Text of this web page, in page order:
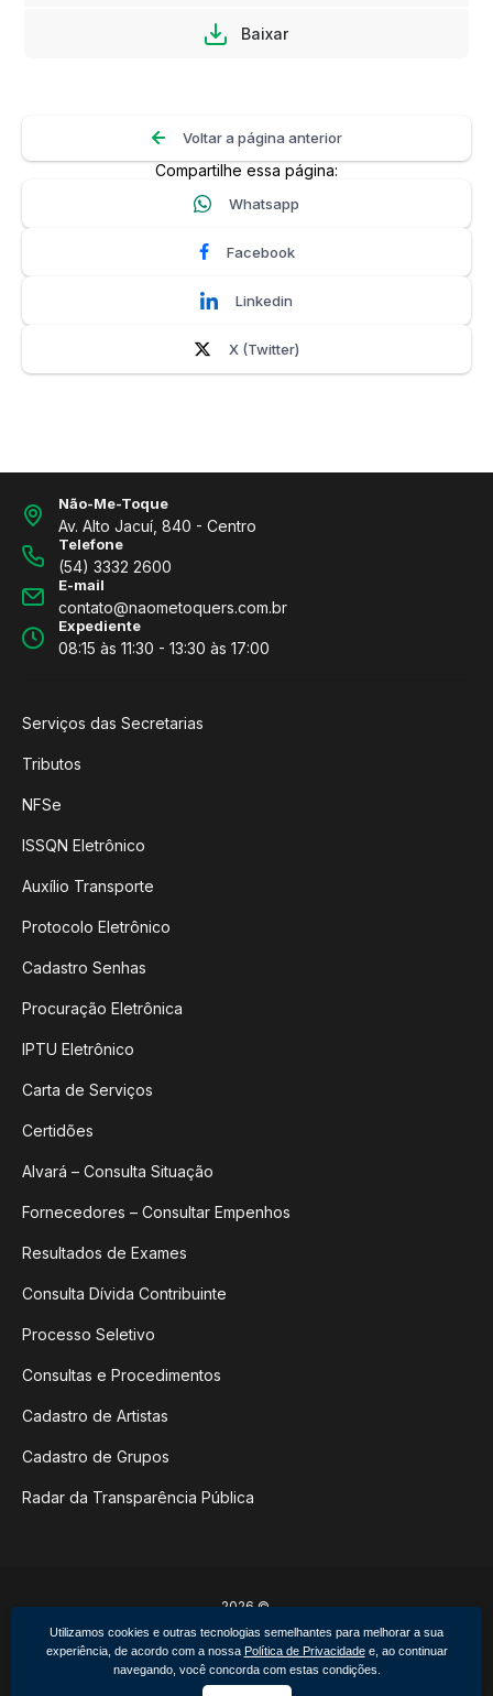
Baixar
Voltar a página anterior
Compartilhe essa página:
Whatsapp
Facebook
Linkedin
X (Twitter)
Não-Me-Toque
Av. Alto Jacuí, 840 - Centro
Telefone
(54) 3332 2600
E-mail
contato@naometoquers.com.br
Expediente
08:15 às 11:30 - 13:30 às 17:00
Serviços das Secretarias
Tributos
NFSe
ISSQN Eletrônico
Auxílio Transporte
Protocolo Eletrônico
Cadastro Senhas
Procuração Eletrônica
IPTU Eletrônico
Carta de Serviços
Certidões
Alvará – Consulta Situação
Fornecedores – Consultar Empenhos
Resultados de Exames
Consulta Dívida Contribuinte
Processo Seletivo
Consultas e Procedimentos
Cadastro de Artistas
Cadastro de Grupos
Radar da Transparência Pública
2026 ©
Todos os direitos reservados.
Feito por upside.rs
Utilizamos cookies e outras tecnologias semelhantes para melhorar a sua
experiência, de acordo com a nossa Política de Privacidadee, ao continuar
navegando, você concorda com estas condições.